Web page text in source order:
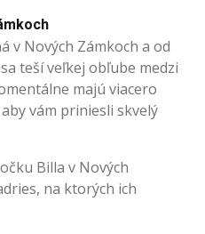
v Nových Zámkoch a od
teší veľkej obľube medzi
majú viacero
vám priniesli skvelý
Billa v Nových
na ktorých ich